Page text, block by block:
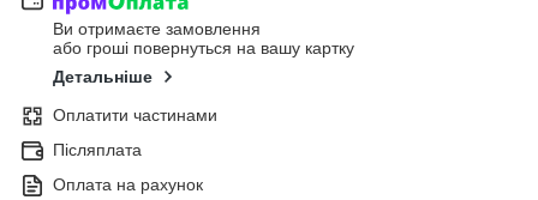
Ви отримаєте замовлення
або гроші повернуться на вашу картку
Детальніше
Оплатити частинами
Післяплата
Оплата на рахунок